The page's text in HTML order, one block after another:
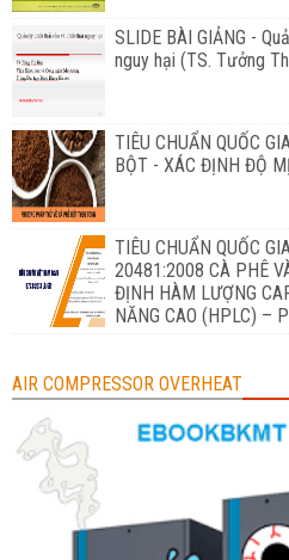
SLIDE BÀI GIẢNG -
nguy hại (TS. Tưởng
TIÊU CHUẨN QUỐC
BỘT - XÁC ĐỊNH ĐỘ
TIÊU CHUẨN QUỐC
20481:2008 CÀ PHÊ
ĐỊNH HÀM LƯỢNG
NĂNG CAO (HPLC) –
AIR COMPRESSOR OVERHEAT